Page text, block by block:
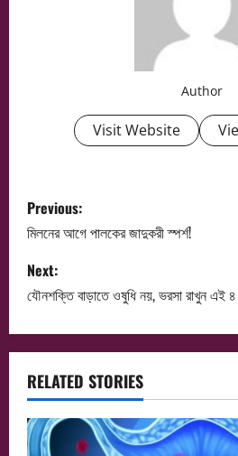
Author
Visit Website
P
o
s
t
n
a
v
Previous:
মিলনের আগে পালকের জাদুকরী স্পর্শ!
Next:
যৌনশক্তি বাড়াতে ওষুধি নয়, ভরসা রাখুন এই ৪
RELATED STORIES